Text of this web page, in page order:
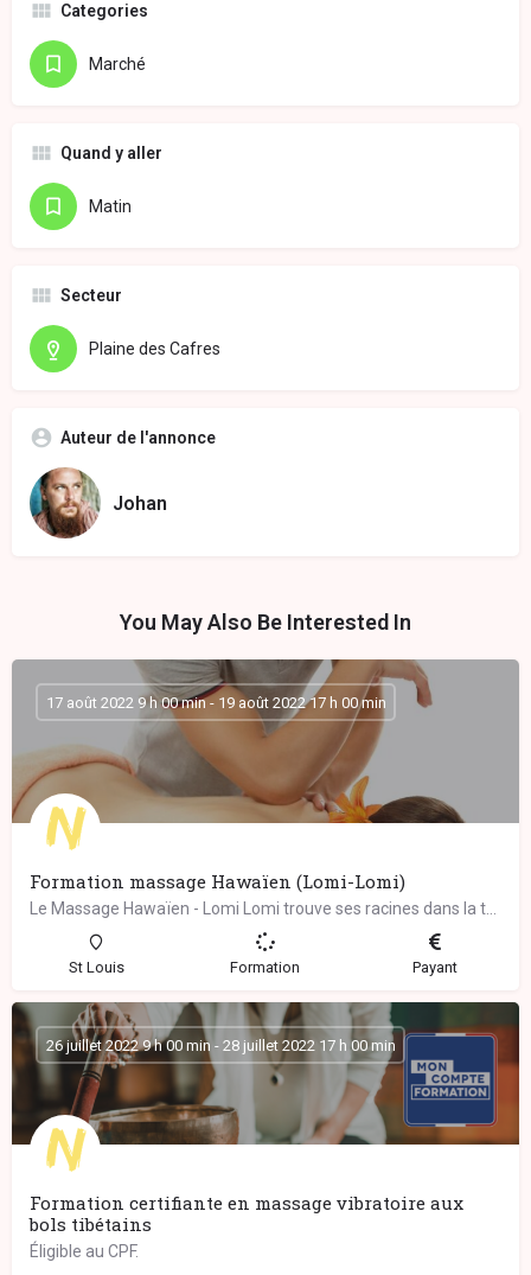
Categories
Marché
Quand y aller
Matin
Secteur
Plaine des Cafres
Auteur de l'annonce
Johan
You May Also Be Interested In
Formation massage Hawaïen (Lomi-Lomi)
Le Massage Hawaïen - Lomi Lomi trouve ses racines dans la tradition chamanique des guérisseurs ancestraux de…
17 août 2022 9 h 00 min - 19 août 2022 17 h 00 min
St Louis Formation Payant
Formation certifiante en massage vibratoire aux
bols tibétains
Éligible au CPF.
26 juillet 2022 9 h 00 min - 28 juillet 2022 17 h 00 min